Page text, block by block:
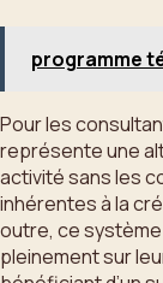
programme
Pour les
représente une
activité sans les
inhérentes à la
outre, ce
pleinement sur